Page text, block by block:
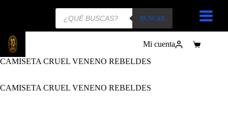
Búsqueda
BUSCAR
Mi cuenta
Carro
CAMISETA CRUEL VENENO REBELDES
CAMISETA CRUEL VENENO REBELDES